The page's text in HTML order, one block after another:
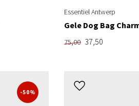
Essentiel Antwerp
Gele Dog Bag
75,00 37,50
-50%